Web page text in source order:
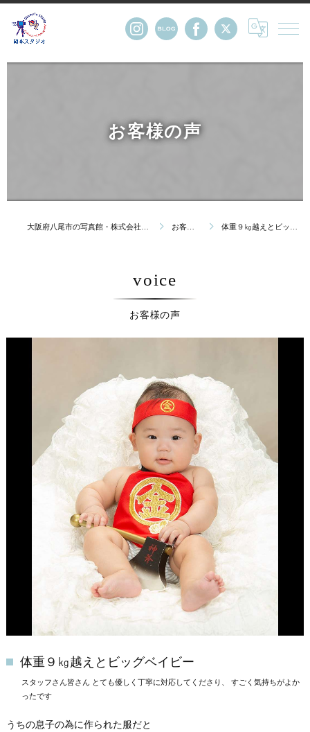
お客様の声
お客様の声 体重９㎏越えとビッグベイビー
お客様の声
voice
体重９㎏越えとビッグベイビー
スタッフさん皆さん ​​​​​​​とても優しく丁寧に対応してくださり、 すごく気持ちがよか
ったです
うちの息子の為に作られた服だと